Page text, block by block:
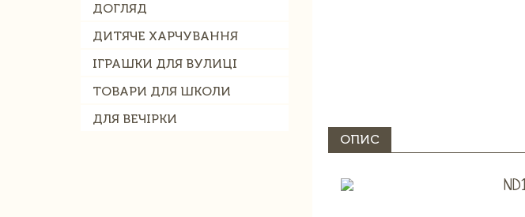
ДОГЛЯД
ДИТЯЧЕ ХАРЧУВАННЯ
ІГРАШКИ ДЛЯ ВУЛИЦІ
ТОВАРИ ДЛЯ ШКОЛИ
ДЛЯ ВЕЧІРКИ
ОПИС